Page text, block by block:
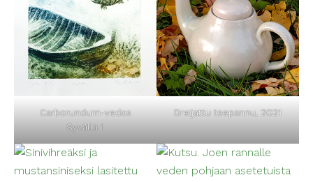
Carborundum-vedos
Syvällä 1
Dreijattu teepannu, 2021